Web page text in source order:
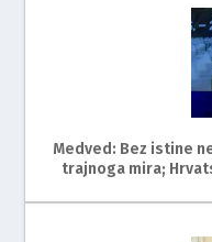
Medved: Bez istine
trajnoga mira;